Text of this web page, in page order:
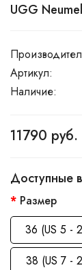
UGG
Артикул:
Наличие:
11790 руб.
Доступные
Размер
36 (US 5 -
38 (US 7 -